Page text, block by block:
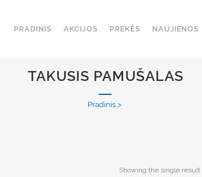
PRADINIS AKCIJOS PREKĖS NAUJIENOS
TAKUSIS PAMUŠALAS
Pradinis>
Showing the single result